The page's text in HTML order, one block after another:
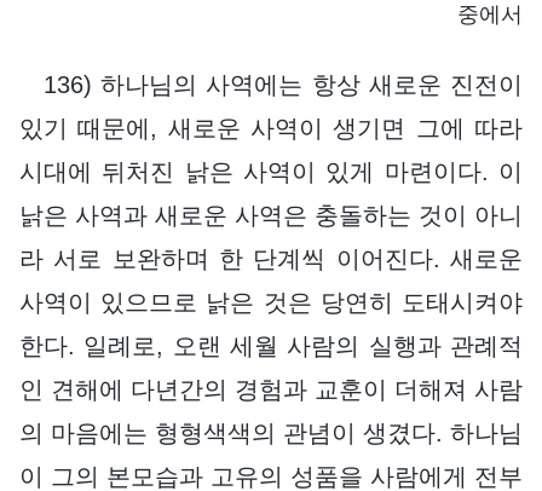
중에서
136) 하나님의 사역에는 항상 새로운 진전이
있기 때문에, 새로운 사역이 생기면 그에 따라
시대에 뒤처진 낡은 사역이 있게 마련이다. 이
낡은 사역과 새로운 사역은 충돌하는 것이 아니
라 서로 보완하며 한 단계씩 이어진다. 새로운
사역이 있으므로 낡은 것은 당연히 도태시켜야
한다. 일례로, 오랜 세월 사람의 실행과 관례적
인 견해에 다년간의 경험과 교훈이 더해져 사람
의 마음에는 형형색색의 관념이 생겼다. 하나님
이 그의 본모습과 고유의 성품을 사람에게 전부